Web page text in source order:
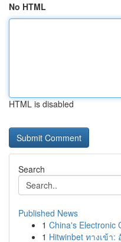
No HTML
HTML is disabled
Search
Published News
1 China's Electronic
1 Hitwinbet ทางเข้า